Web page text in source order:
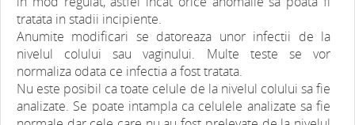
tratata in stadii incipiente.
Anumite modificari se datoreaza unor infectii de la
nivelul colului sau vaginului. Multe teste se vor
normaliza odata ce infectia a fost tratata.
Nu este posibil ca toate celule de la nivelul colului sa fie
analizate. Se poate intampla ca celulele analizate sa fie